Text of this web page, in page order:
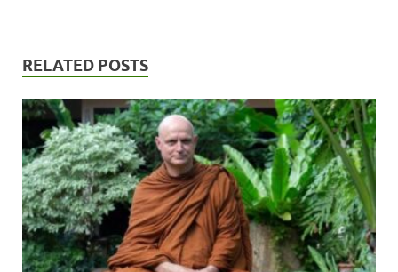
RELATED POSTS